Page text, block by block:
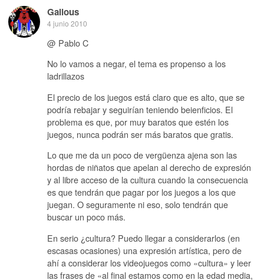
Galious
4 junio 2010
@ Pablo C
No lo vamos a negar, el tema es propenso a los
ladrillazos
El precio de los juegos está claro que es alto, que se
podría rebajar y seguirían teniendo beienficios. El
problema es que, por muy baratos que estén los
juegos, nunca podrán ser más baratos que gratis.
Lo que me da un poco de vergüenza ajena son las
hordas de niñatos que apelan al derecho de expresión
y al libre acceso de la cultura cuando la consecuencia
es que tendrán que pagar por los juegos a los que
juegan. O seguramente ni eso, solo tendrán que
buscar un poco más.
En serio ¿cultura? Puedo llegar a considerarlos (en
escasas ocasiones) una expresión artística, pero de
ahí a considerar los videojuegos como «cultura» y leer
las frases de «al final estamos como en la edad media,